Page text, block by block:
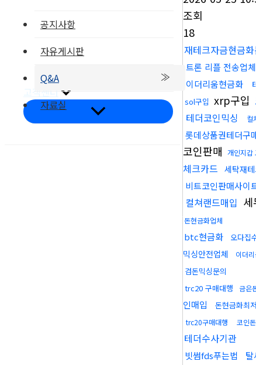
온라인문의
고객센터
메
뉴
토
공지사항
자유게시판
Q&A
자료실
조회
18
재테크자금현금화
트론 리플 전송업체
이더리움현금화
sol구입 xrp구입
테더코인믹싱 컬
롯데상품권테더구
코인판매 개인지갑
체크카드 세탁재
비트코인판매사이
컬쳐랜드매입
돈현금화업체
btc현금화 오다집
믹싱안전업체
이더
검돈믹싱문의
trc20 구매대행
금은
인매입
돈현금화최
trc20구매대행 코인
테더수사기관
빗썸fds푸는법